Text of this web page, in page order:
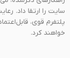
سایت را ارتقا داد.
پلتفرم قوی،
خواهند کرد.